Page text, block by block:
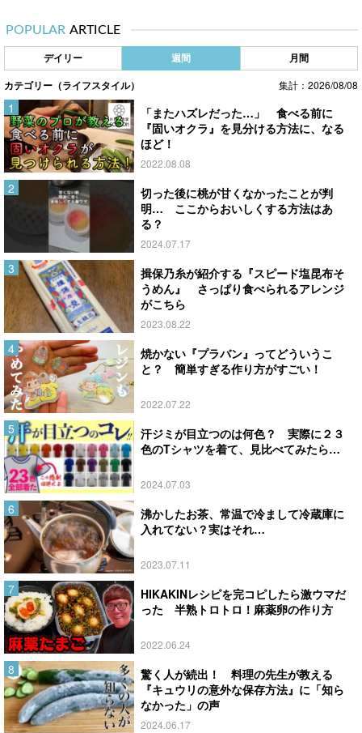
POPULAR ARTICLE
デイリー 週間 月間
カテゴリー（ライフスタイル） 集計：2026/08/08
「またハズレだった…」 食べる前に
『固いオクラ』を見分ける方法に、なる
ほど！
2022.08.08
切った後に桃が甘くなかったことが判
明… ここからおいしくする方法はあ
る？
2024.07.17
揖保乃糸が紹介する『スピード塩昆布そ
うめん』 さっぱり食べられるアレンジ
がこちら
2023.08.22
焼かない『プラバン』ってどういうこ
と？ 簡単すぎる作り方がすごい！
2022.07.22
汗ジミが目立つのは何色？ 実際に２３
色のTシャツを着て、見比べてみたら…
2024.07.03
沸かしたお茶、常温で冷まして冷蔵庫に
入れてない？実はそれ…
2023.07.11
HIKAKINレシピを完コピしたら激ウマだ
った 半熟トロトロ！麻薬卵の作り方
2022.06.24
驚く人が続出！ 料理の先生が教える
『キュウリの意外な保存方法』に「知ら
なかった」の声
2024.06.17